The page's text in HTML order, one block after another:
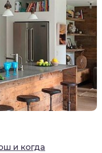
и когда